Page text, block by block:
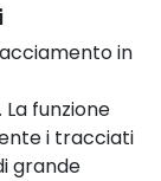
in
funzione
i tracciati
grande